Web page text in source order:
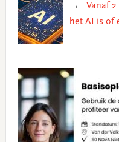
Vanaf
het AI is of